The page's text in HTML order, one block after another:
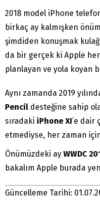
2018 model iPhone
birkaç ay kalmışken
şimdiden konuşmak
da bir gerçek ki Apple
planlayan ve yola koyan
Aynı zamanda 2019
Pencil desteğine sahip
sıradaki iPhone XI’e dair
etmediyse, her zaman
Önümüzdeki ay WWDC
bakalım Apple burada
Güncelleme Tarihi: